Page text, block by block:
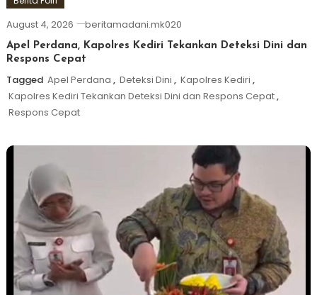
August 4, 2026 beritamadani.mk020
Apel Perdana, Kapolres Kediri Tekankan Deteksi Dini dan
Respons Cepat
Tagged Apel Perdana , Deteksi Dini , Kapolres Kediri ,
Kapolres Kediri Tekankan Deteksi Dini dan Respons Cepat,
Respons Cepat